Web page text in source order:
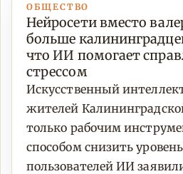
ОБЩЕСТВО
Нейросети вместо
больше
что ИИ помогает
стрессом
Искусственный
жителей
только рабочим
способом снизить
пользователей ИИ